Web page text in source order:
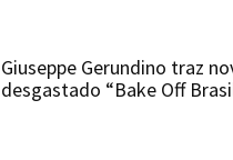
Giuseppe Gerundino traz
desgastado “Bake Off